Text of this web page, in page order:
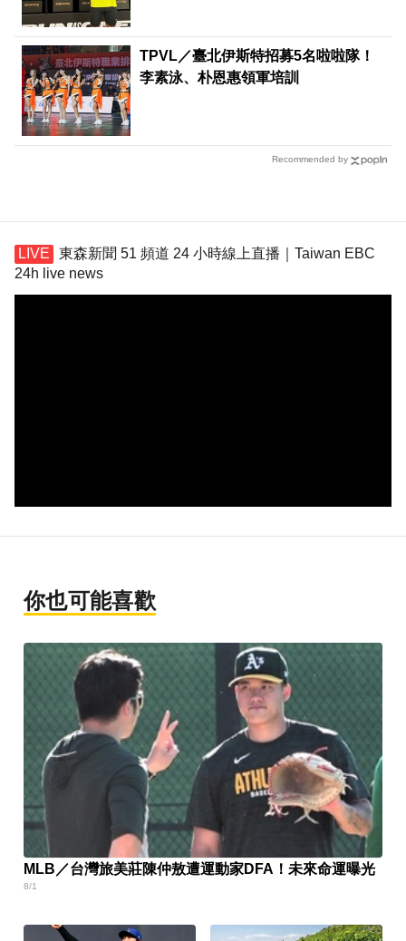
TPVL／臺北伊斯特招募5名啦啦隊！
李素泳、朴恩惠領軍培訓
Recommended by
東森新聞 51 頻道 24 小時線上直播｜Taiwan EBC
24h live news
你也可能喜歡
MLB／台灣旅美莊陳仲敖遭運動家DFA！未來命運曝光
8/1